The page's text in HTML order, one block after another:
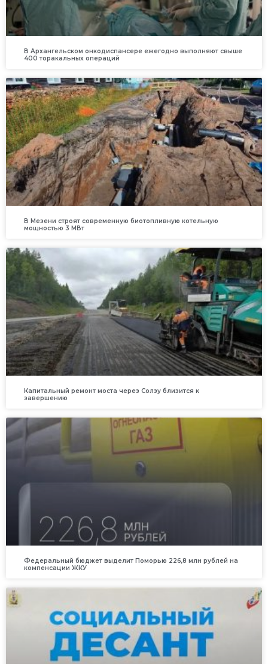
В Архангельском онкодиспансере ежегодно выполняют свыше
400 торакальных операций
В Мезени строят современную биотопливную котельную
мощностью 3 МВт
Капитальный ремонт моста через Солзу близится к
завершению
Федеральный бюджет выделит Поморью 226,8 млн рублей на
компенсации ЖКУ